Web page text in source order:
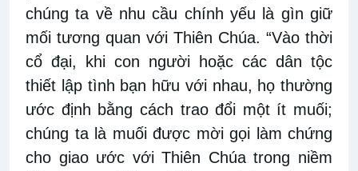
chúng ta về nhu cầu chính yếu là gìn giữ
mối tương quan với Thiên Chúa. “Vào thời
cổ đại, khi con người hoặc các dân tộc
thiết lập tình bạn hữu với nhau, họ thường
ước định bằng cách trao đổi một ít muối;
chúng ta là muối được mời gọi làm chứng
cho giao ước với Thiên Chúa trong niềm